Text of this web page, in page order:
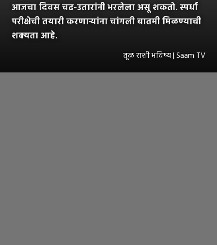
आजचा दिवस चढ-उतारांनी भरलेला असू शकतो. स्पर्धा
परीक्षेची तयारी करणाऱ्यांना चांगली बातमी मिळण्याची
शक्यता आहे.
तूळ राशी भविष्य | Saam TV